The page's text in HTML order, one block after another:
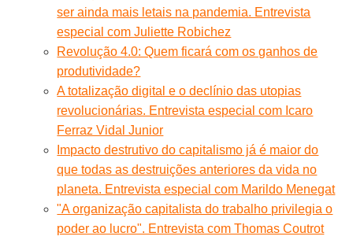
ser ainda mais letais na pandemia. Entrevista
especial com Juliette Robichez
Revolução 4.0: Quem ficará com os ganhos de
produtividade?
A totalização digital e o declínio das utopias
revolucionárias. Entrevista especial com Icaro
Ferraz Vidal Junior
Impacto destrutivo do capitalismo já é maior do
que todas as destruições anteriores da vida no
planeta. Entrevista especial com Marildo Menegat
"A organização capitalista do trabalho privilegia o
poder ao lucro". Entrevista com Thomas Coutrot